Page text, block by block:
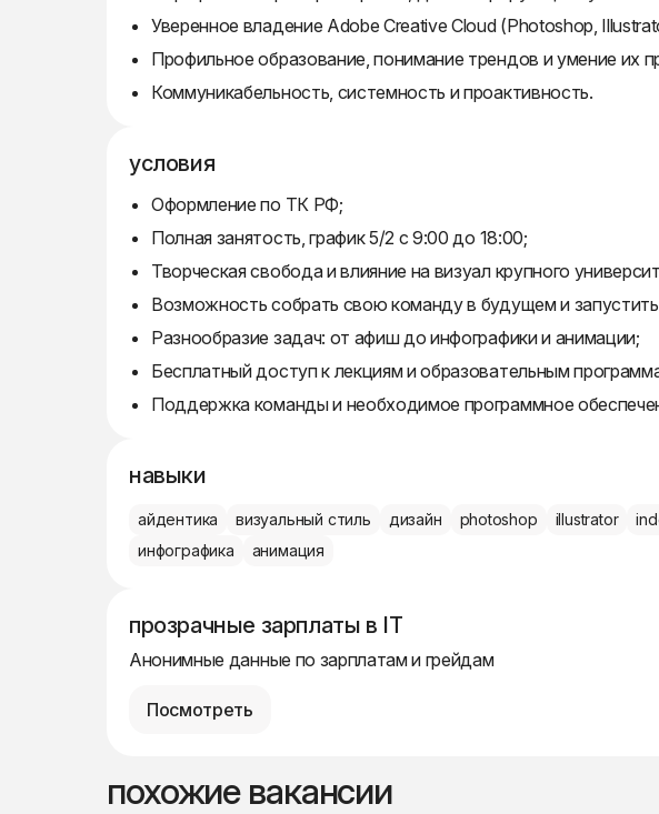
Уверенное владение Adobe Creative Cloud (Photoshop,
Профильное образование, понимание трендов и умение их
Коммуникабельность, системность и проактивность.
условия
Оформление по ТК РФ;
Полная занятость, график 5/2 с 9:00 до 18:00;
Творческая свобода и влияние на визуал крупного
Возможность собрать свою команду в будущем и
Разнообразие задач: от афиш до инфографики и анимации;
Бесплатный доступ к лекциям и образовательным
Поддержка команды и необходимое программное
навыки
айдентика визуальный стиль дизайн photoshop illustrator
инфографика
анимация
прозрачные зарплаты в IT
Анонимные данные по зарплатам и грейдам
Посмотреть
похожие вакансии